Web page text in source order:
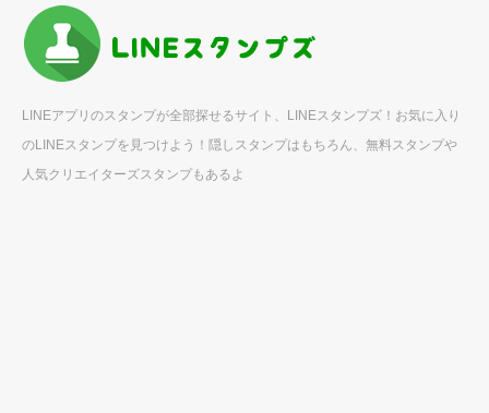
LINEアプリのスタンプが全部探せるサイト、LINEスタンプズ！お気に入り
のLINEスタンプを見つけよう！隠しスタンプはもちろん、無料スタンプや
人気クリエイターズスタンプもあるよ